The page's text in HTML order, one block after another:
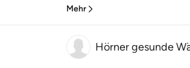
Mehr
Hörner gesunde